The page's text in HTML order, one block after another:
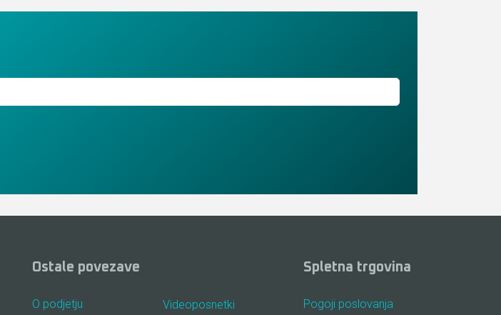
Ostale povezave
O podjetju Videoposnetki
Spletna trgovina
Pogoji poslovanja